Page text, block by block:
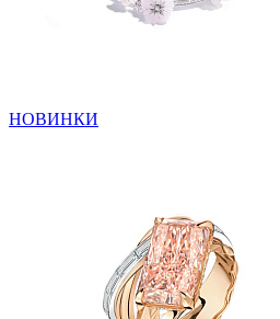
НОВИНКИ